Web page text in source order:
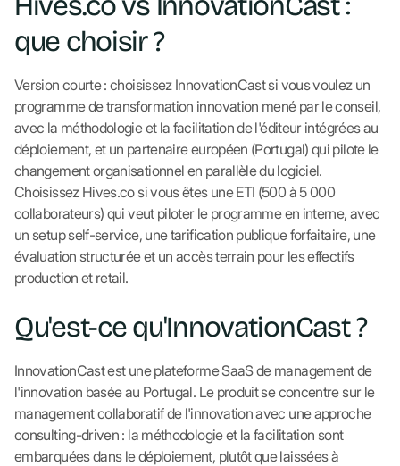
que choisir ?
Version courte : choisissez InnovationCast si vous voulez un
programme de transformation innovation mené par le conseil,
avec la méthodologie et la facilitation de l'éditeur intégrées au
déploiement, et un partenaire européen (Portugal) qui pilote le
changement organisationnel en parallèle du logiciel.
Choisissez Hives.co si vous êtes une ETI (500 à 5 000
collaborateurs) qui veut piloter le programme en interne, avec
un setup self-service, une tarification publique forfaitaire, une
évaluation structurée et un accès terrain pour les effectifs
production et retail.
Qu'est-ce qu'InnovationCast ?
InnovationCast est une plateforme SaaS de management de
l'innovation basée au Portugal. Le produit se concentre sur le
management collaboratif de l'innovation avec une approche
consulting-driven : la méthodologie et la facilitation sont
embarquées dans le déploiement, plutôt que laissées à